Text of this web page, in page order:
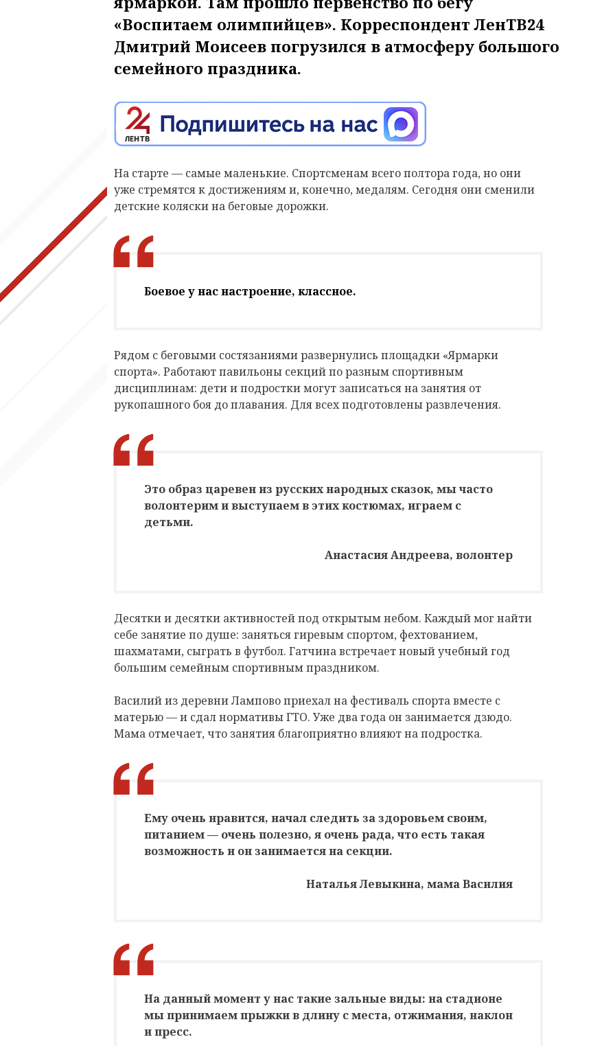
«Воспитаем олимпийцев». Корреспондент ЛенТВ24
Дмитрий Моисеев погрузился в атмосферу большого
семейного праздника.
На старте — самые маленькие. Спортсменам всего полтора года, но они
уже стремятся к достижениям и, конечно, медалям. Сегодня они сменили
детские коляски на беговые дорожки.
Боевое у нас настроение, классное.
Рядом с беговыми состязаниями развернулись площадки «Ярмарки
спорта». Работают павильоны секций по разным спортивным
дисциплинам: дети и подростки могут записаться на занятия от
рукопашного боя до плавания. Для всех подготовлены развлечения.
Это образ царевен из русских народных сказок, мы часто
волонтерим и выступаем в этих костюмах, играем с
детьми.
Анастасия Андреева, волонтер
Десятки и десятки активностей под открытым небом. Каждый мог найти
себе занятие по душе: заняться гиревым спортом, фехтованием,
шахматами, сыграть в футбол. Гатчина встречает новый учебный год
большим семейным спортивным праздником.
Василий из деревни Лампово приехал на фестиваль спорта вместе с
матерью — и сдал нормативы ГТО. Уже два года он занимается дзюдо.
Мама отмечает, что занятия благоприятно влияют на подростка.
Ему очень нравится, начал следить за здоровьем своим,
питанием — очень полезно, я очень рада, что есть такая
возможность и он занимается на секции.
Наталья Левыкина, мама Василия
На данный момент у нас такие зальные виды: на стадионе
мы принимаем прыжки в длину с места, отжимания, наклон
и пресс.